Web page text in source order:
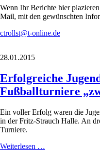
Wenn Ihr Berichte hier
Mail, mit den gewünschten
ctrollst@t-online.de
28.01.2015
Erfolgreiche
Fußballturniere
Ein voller Erfolg waren die
in der Fritz-Strauch Halle. An
Turniere.
Weiterlesen …